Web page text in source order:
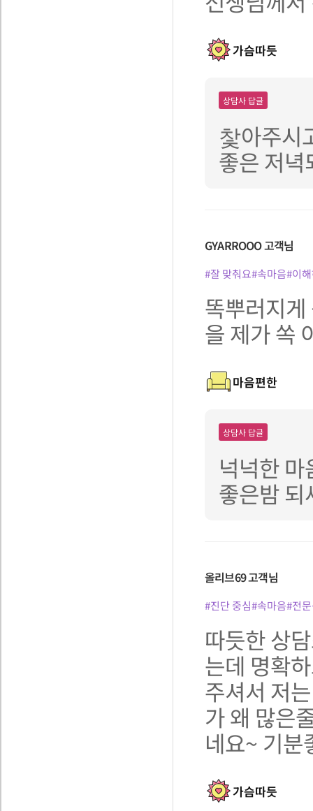
가슴따듯
상담사 답글
찿아주시
좋은 저
GYARROOO고객님
#잘 맞춰요#속마음#이
똑뿌러지
을 제가 쏙
마음편한
상담사 답글
넉넉한
좋은밤
올리브69고객님
#진단 중심#속마음#전
따듯한 상
는데 명확
주셔서 저
가 왜 많은
네요~ 기
가슴따듯